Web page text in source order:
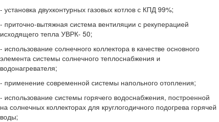
- установка двухконтурных газовых котлов с КПД 99%;
- приточно-вытяжная система вентиляции с рекуперацией
исходящего тепла УВРК- 50;
- использование солнечного коллектора в качестве основного
элемента системы солнечного теплоснабжения и
водонагревателя;
- применение современной системы напольного отопления;
- использование системы горячего водоснабжения, построенной
на солнечных коллекторах для круглогодичного подогрева горячей
воды;